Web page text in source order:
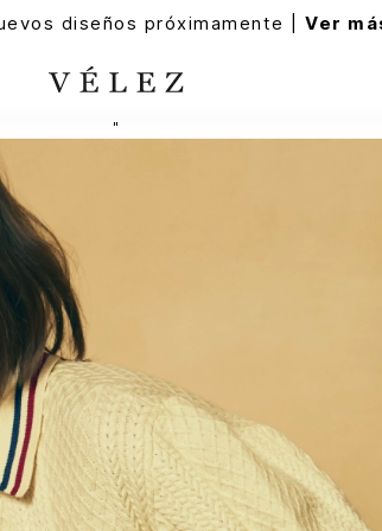
diseños próximamente |Ver
"